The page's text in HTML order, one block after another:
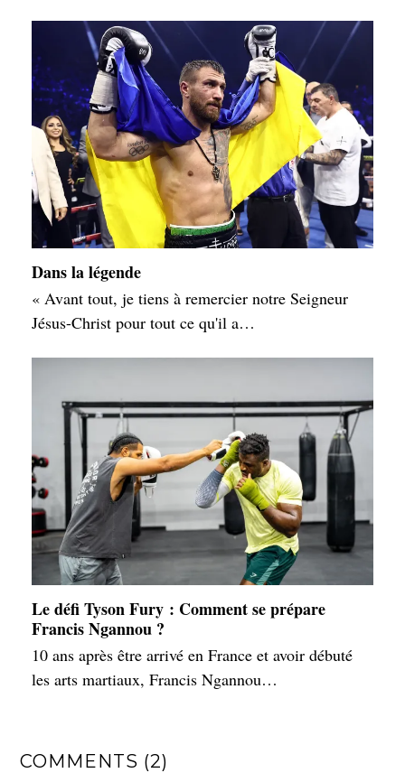
Dans la légende
« Avant tout, je tiens à remercier notre Seigneur
Jésus-Christ pour tout ce qu'il a…
Le défi Tyson Fury : Comment se prépare
Francis Ngannou ?
10 ans après être arrivé en France et avoir débuté
les arts martiaux, Francis Ngannou…
COMMENTS (2)